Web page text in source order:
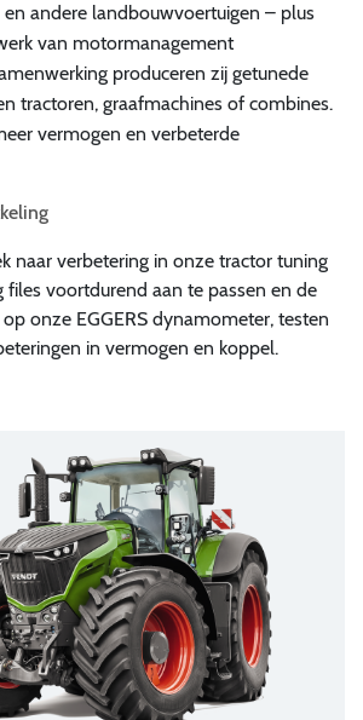
andere landbouwvoertuigen – plus
van motormanagement
produceren zij getunede
tractoren, graafmachines of combines.
vermogen en verbeterde
naar verbetering in onze tractor tuning
files voortdurend aan te passen en de
onze EGGERS dynamometer, testen
in vermogen en koppel.